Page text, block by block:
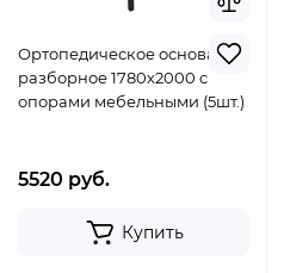
Ортопедическое основание
разборное 1780х2000 с
опорами мебельными (5шт.)
5520 руб.
Купить